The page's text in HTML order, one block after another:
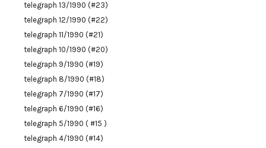
telegraph 13/1990 (#23)
telegraph 12/1990 (#22)
telegraph 11/1990 (#21)
telegraph 10/1990 (#20)
telegraph 9/1990 (#19)
telegraph 8/1990 (#18)
telegraph 7/1990 (#17)
telegraph 6/1990 (#16)
telegraph 5/1990 ( #15 )
telegraph 4/1990 (#14)